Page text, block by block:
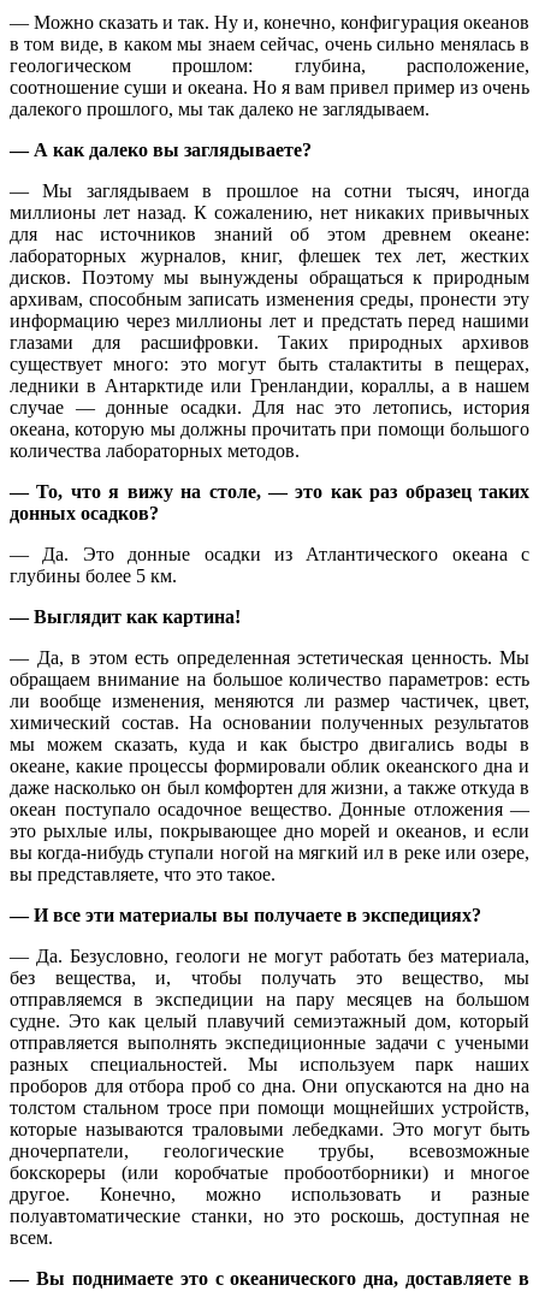
— Можно сказать и так. Ну и, конечно, конфигурация океанов
в том виде, в каком мы знаем сейчас, очень сильно менялась в
геологическом прошлом: глубина, расположение,
соотношение суши и океана. Но я вам привел пример из очень
далекого прошлого, мы так далеко не заглядываем.
— А как далеко вы заглядываете?
— Мы заглядываем в прошлое на сотни тысяч, иногда
миллионы лет назад. К сожалению, нет никаких привычных
для нас источников знаний об этом древнем океане:
лабораторных журналов, книг, флешек тех лет, жестких
дисков. Поэтому мы вынуждены обращаться к природным
архивам, способным записать изменения среды, пронести эту
информацию через миллионы лет и предстать перед нашими
глазами для расшифровки. Таких природных архивов
существует много: это могут быть сталактиты в пещерах,
ледники в Антарктиде или Гренландии, кораллы, а в нашем
случае — донные осадки. Для нас это летопись, история
океана, которую мы должны прочитать при помощи большого
количества лабораторных методов.
— То, что я вижу на столе, — это как раз образец таких
донных осадков?
— Да. Это донные осадки из Атлантического океана с
глубины более 5 км.
— Выглядит как картина!
— Да, в этом есть определенная эстетическая ценность. Мы
обращаем внимание на большое количество параметров: есть
ли вообще изменения, меняются ли размер частичек, цвет,
химический состав. На основании полученных результатов
мы можем сказать, куда и как быстро двигались воды в
океане, какие процессы формировали облик океанского дна и
даже насколько он был комфортен для жизни, а также откуда в
океан поступало осадочное вещество. Донные отложения —
это рыхлые илы, покрывающее дно морей и океанов, и если
вы когда-нибудь ступали ногой на мягкий ил в реке или озере,
вы представляете, что это такое.
— И все эти материалы вы получаете в экспедициях?
— Да. Безусловно, геологи не могут работать без материала,
без вещества, и, чтобы получать это вещество, мы
отправляемся в экспедиции на пару месяцев на большом
судне. Это как целый плавучий семиэтажный дом, который
отправляется выполнять экспедиционные задачи с учеными
разных специальностей. Мы используем парк наших
проборов для отбора проб со дна. Они опускаются на дно на
толстом стальном тросе при помощи мощнейших устройств,
которые называются траловыми лебедками. Это могут быть
дночерпатели, геологические трубы, всевозможные
бокскореры (или коробчатые пробоотборники) и многое
другое. Конечно, можно использовать и разные
полуавтоматические станки, но это роскошь, доступная не
всем.
— Вы поднимаете это с океанического дна, доставляете в